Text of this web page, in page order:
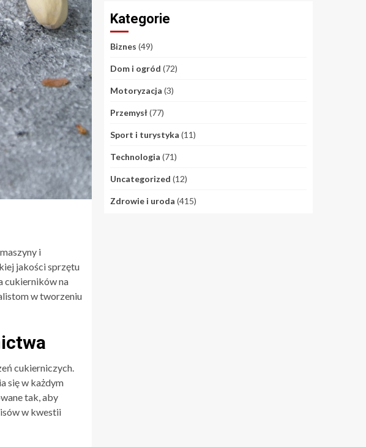
i
jakości sprzętu
cukierników na
w tworzeniu
cukierniczych.
się w każdym
tak, aby
w kwestii
Kategorie
Biznes (49)
Dom i ogród (72)
Motoryzacja (3)
Przemysł(77)
Sport i turystyka (11)
Technologia (71)
Uncategorized (12)
Zdrowie i uroda (415)